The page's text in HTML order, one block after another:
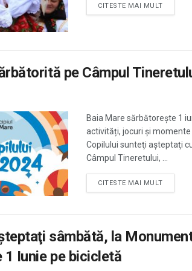
CITESTE MAI MULT
pe Câmpul
Baia Mare sărbătorește 1
activități, jocuri și
Copilului sunteţi aşteptaţi
Câmpul Tineretului, ...
CITESTE MAI MULT
sâmbătă, la
1 Iunie pe bicicletă